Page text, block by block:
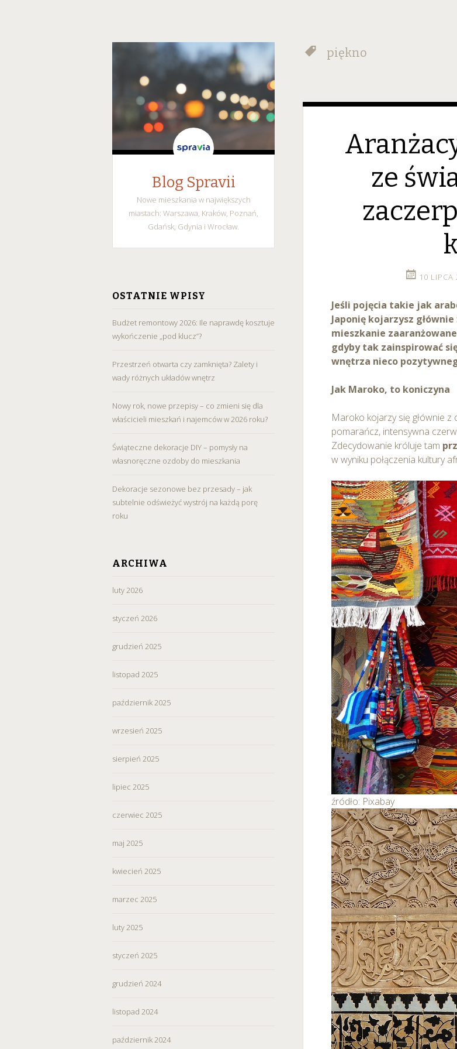
Blog Spravii
Nowe mieszkania w największych
miastach: Warszawa, Kraków, Poznań,
Gdańsk, Gdynia i Wrocław.
CONTENT
OSTATNIE WPISY
Budżet remontowy 2026: Ile naprawdę kosztuje
wykończenie „pod klucz”?
Przestrzeń otwarta czy zamknięta? Zalety i
wady różnych układów wnętrz
Nowy rok, nowe przepisy – co zmieni się dla
właścicieli mieszkań i najemców w 2026 roku?
Świąteczne dekoracje DIY – pomysły na
własnoręczne ozdoby do mieszkania
Dekoracje sezonowe bez przesady – jak
subtelnie odświeżyć wystrój na każdą porę
roku
ARCHIWA
luty 2026
styczeń 2026
grudzień 2025
listopad 2025
październik 2025
wrzesień 2025
sierpień 2025
lipiec 2025
czerwiec 2025
maj 2025
kwiecień 2025
marzec 2025
luty 2025
styczeń 2025
grudzień 2024
listopad 2024
październik 2024
piękno
ze
10 LIPCA
Jeśli pojęcia takie jak
Japonię kojarzysz
mieszkanie
gdyby tak zainspirować
wnętrza nieco
Jak Maroko, to koniczyna
Maroko kojarzy się głównie z
pomarańcz, intensywna
Zdecydowanie króluje tam
w wyniku połączenia kultury
źródło: Pixabay